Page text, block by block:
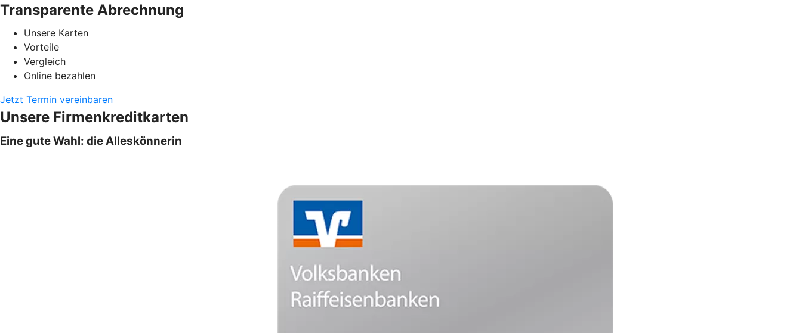
Transparente Abrechnung
Unsere Karten
Vorteile
Vergleich
Online bezahlen
Jetzt Termin vereinbaren
Unsere Firmenkreditkarten
Eine gute Wahl: die Alleskönnerin